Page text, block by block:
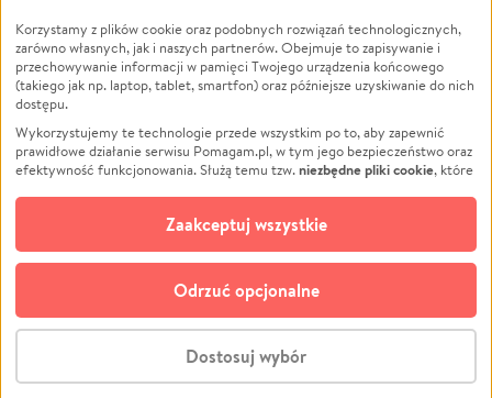
Stwórz zbiórkę - za darmo
Zwierzęta
Pożar
Ukraina
Pomoc Finansowa
Projekty
Pogrzeb
Społeczność lokalna
Kultura
Powódź
Wichura
NGO
Edukacja
Podróż
Impreza
Ochrona środowiska
Biznes
© CROWDING SP. Z O.O.
Korzystamy z plików cookie oraz podobnych rozwiązań technologicznych,
zarówno własnych, jak i naszych partnerów. Obejmuje to zapisywanie i
przechowywanie informacji w pamięci Twojego urządzenia końcowego
(takiego jak np. laptop, tablet, smartfon) oraz późniejsze uzyskiwanie do nich
dostępu.
Wykorzystujemy te technologie przede wszystkim po to, aby zapewnić
prawidłowe działanie serwisu Pomagam.pl, w tym jego bezpieczeństwo oraz
efektywność funkcjonowania. Służą temu tzw.niezbędne pliki cookie, które
opcjonalnych plików cookie
technologii do celów analitycznych i retargetingowych. Możesz wyrazić
zgodę na ich stosowanie lub jej odmówić. W dowolnym momencie masz
możliwość zmiany swoich preferencji na stronie „Zarządzaj zgodami cookie”,
do której link znajdziesz w stopce serwisu Pomagam.pl. Opcjonalne pliki
cookie wykorzystywane są w następujących celach:
działanie serwisu Pomagam.pl. Dzięki nim możemy zrozumieć, jak
użytkownicy korzystają z naszego serwisu – skąd trafiają do serwisu, jak
Dostosuj wybór
Odrzuć opcjonalne
Zaakceptuj wszystkie